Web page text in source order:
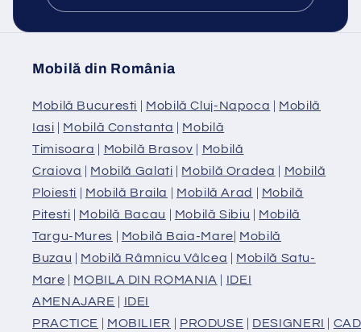
Mobilă din România
Mobilă Bucuresti | Mobilă Cluj-Napoca | Mobilă
Iasi | Mobilă Constanta | Mobilă
Timisoara | Mobilă Brasov | Mobilă
Craiova | Mobilă Galati | Mobilă Oradea | Mobilă
Ploiesti | Mobilă Braila | Mobilă Arad | Mobilă
Pitesti | Mobilă Bacau | Mobilă Sibiu | Mobilă
Targu-Mures | Mobilă Baia-Mare| Mobilă
Buzau | Mobilă Râmnicu Vâlcea | Mobilă Satu-
Mare | MOBILA DIN ROMANIA | IDEI
AMENAJARE | IDEI
PRACTICE | MOBILIER | PRODUSE | DESIGNERI |